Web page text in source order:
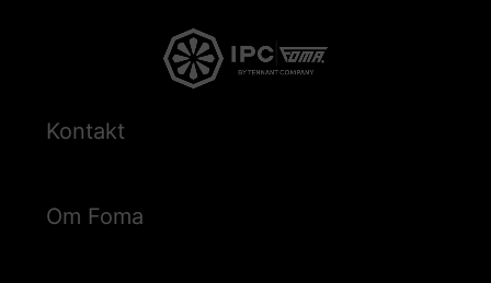
Kontakt
Om Foma